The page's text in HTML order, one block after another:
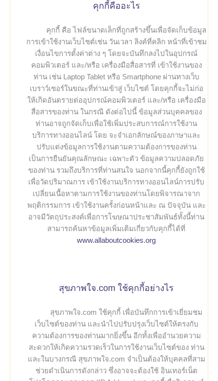
คุกกี้คืออะไร
คุกกี้ คือ ไฟล์ขนาดเล็กที่ถูกสร้างขึ้นเพื่อจัดเก็บข้อมูล
การเข้าใช้งานเว็บไซต์เช่น วันเวลา ลิงค์ที่คลิก หน้าที่เข้าชม
เงื่อนไขการตั้งค่าต่าง ๆ โดยจะบันทึกลงไปในอุปกรณ์
คอมพิวเตอร์ และ/หรือ เครื่องมือสื่อสารที่ เข้าใช้งานของ
ท่าน เช่น Laptop Tablet หรือ Smartphone ผ่านทางเว็บ
เบราว์เซอร์ในขณะที่ท่านเข้าสู่ เว็บไซต์ โดยคุกกี้จะไม่ก่อ
ให้เกิดอันตรายต่ออุปกรณ์คอมพิวเตอร์ และ/หรือ เครื่องมือ
สื่อสารของท่าน ในกรณี ดังต่อไปนี้ ข้อมูลส่วนบุคคลของ
ท่านอาจถูกจัดเก็บเพื่อใช้เพิ่มประสบการณ์การใช้งาน
บริการทางออนไลน์ โดย จะจำเอกลักษณ์ของภาษาและ
ปรับแต่งข้อมูลการใช้งานตามความต้องการของท่าน
เป็นการยืนยันคุณลักษณะ เฉพาะตัว ข้อมูลความปลอดภัย
ของท่าน รวมถึงบริการที่ท่านสนใจ นอกจากนี้คุกกี้ยังถูกใช้
เพื่อวัดปริมาณการ เข้าใช้งานบริการทางออนไลน์การปรับ
เปลี่ยนเนื้อหาตามการใช้งานของท่านโดยพิจารณาจาก
พฤติกรรมการ เข้าใช้งานครั้งก่อนหน้าและ ณ ปัจจุบัน และ
อาจมีวัตถุประสงค์เพื่อการโฆษณาประชาสัมพันธ์ทั้งนี้ท่าน
สามารถค้นหาข้อมูลเพิ่มเติมเกี่ยวกับคุกกี้ได้ที่
www.allaboutcookies.org
สุขภาพใจ.com ใช้คุกกี้อย่างไร
สุขภาพใจ.com ใช้คุกกี้ เพื่อบันทึกการเข้าเยี่ยมชม
เว็บไซต์ของท่าน และนำไปปรับปรุงเว็บไซต์ให้ตรงกับ
ความต้องการของท่านมากยิ่งขึ้น อีกทั้งเพื่ออำนวยความ
สะดวกให้เกิดความรวดเร็วในการใช้งานเว็บไซต์ของ ท่าน
และในบางกรณี สุขภาพใจ.com จำเป็นต้องให้บุคคลที่สาม
ช่วยดำเนินการดังกล่าว ซึ่งอาจจะต้องใช้ อินเทอร์เน็ต